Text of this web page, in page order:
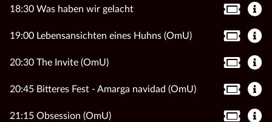
18:30 Was haben wir gelacht
19:00 Lebensansichten eines Huhns (OmU)
20:30 The Invite (OmU)
20:45 Bitteres Fest - Amarga navidad (OmU)
21:15 Obsession (OmU)